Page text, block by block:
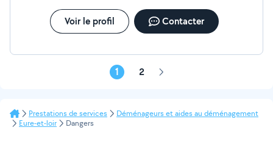
Voir le profil Contacter
1 2 Page
Prestations de services
Déménageurs et aides au déménagement
Eure-et-loir
Dangers